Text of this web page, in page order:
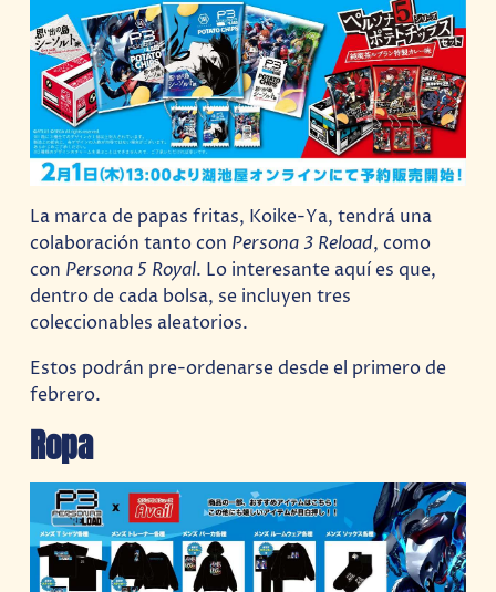
La marca de papas fritas, Koike-Ya, tendrá una
colaboración tanto con Persona 3 Reload, como
con Persona 5 Royal. Lo interesante aquí es que,
dentro de cada bolsa, se incluyen tres
coleccionables aleatorios.
Estos podrán pre-ordenarse desde el primero de
febrero.
Ropa